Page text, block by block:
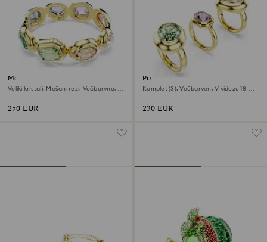
Manšeta Gema
Veliki kristali, Mešani rezi, Večbarvna, V
250 EUR
Prstan z motivom Gema
Komplet (3), Večbarven, V videzu 18-
230 EUR